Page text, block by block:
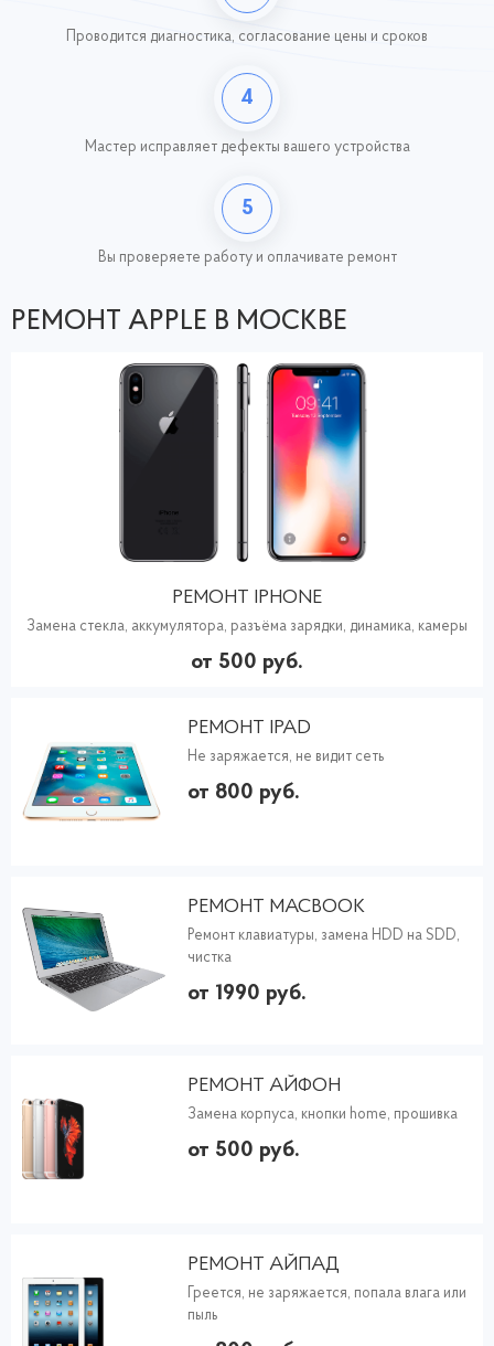
Проводится диагностика, согласование цены и сроков
4
Мастер исправляет дефекты вашего устройства
5
Вы проверяете работу и оплачивате ремонт
РЕМОНТ APPLE В МОСКВЕ
РЕМОНТ IPHONE
Замена стекла, аккумулятора, разъёма зарядки, динамика, камеры
от 500 руб.
РЕМОНТ IPAD
Не заряжается, не видит сеть
от 800 руб.
РЕМОНТ MACBOOK
Ремонт клавиатуры, замена HDD на SDD,
чистка
от 1990 руб.
РЕМОНТ АЙФОН
Замена корпуса, кнопки home, прошивка
от 500 руб.
РЕМОНТ АЙПАД
Греется, не заряжается, попала влага или
пыль